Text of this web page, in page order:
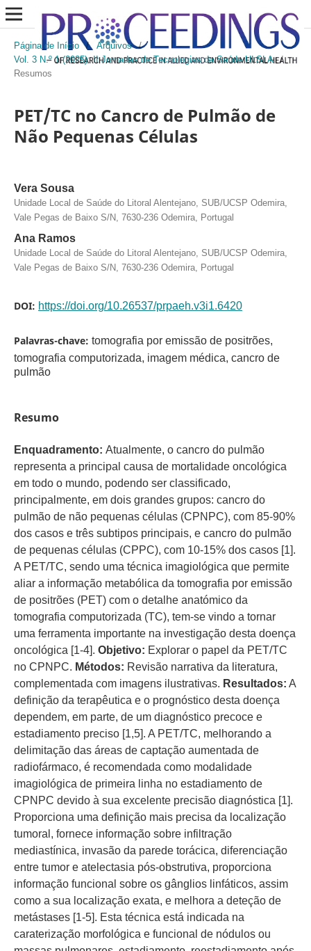
Página de Início / Arquivos
/
Vol. 3 N.º 1 (2025): II Jornadas de Tecnologias da Saúde ULSLA
/
Resumos
PET/TC no Cancro de Pulmão de
Não Pequenas Células
Vera Sousa
Unidade Local de Saúde do Litoral Alentejano, SUB/UCSP Odemira,
Vale Pegas de Baixo S/N, 7630-236 Odemira, Portugal
Ana Ramos
Unidade Local de Saúde do Litoral Alentejano, SUB/UCSP Odemira,
Vale Pegas de Baixo S/N, 7630-236 Odemira, Portugal
DOI: https://doi.org/10.26537/prpaeh.v3i1.6420
Palavras-chave: tomografia por emissão de positrões,
tomografia computorizada, imagem médica, cancro de
pulmão
Resumo
Enquadramento: Atualmente, o cancro do pulmão
representa a principal causa de mortalidade oncológica
em todo o mundo, podendo ser classificado,
principalmente, em dois grandes grupos: cancro do
pulmão de não pequenas células (CPNPC), com 85-90%
dos casos e três subtipos principais, e cancro do pulmão
de pequenas células (CPPC), com 10-15% dos casos [1]​.
A PET/TC, sendo uma técnica imagiológica que permite
aliar a informação metabólica da tomografia por emissão
de positrões (PET) com o detalhe anatómico da
tomografia computorizada (TC), tem-se vindo a tornar
uma ferramenta importante na investigação desta doença
oncológica [1-4]. Objetivo: Explorar o papel da PET/TC
no CPNPC. Métodos: Revisão narrativa da literatura,
complementada com imagens ilustrativas. Resultados: A
definição da terapêutica e o prognóstico desta doença
dependem, em parte, de um diagnóstico precoce e
estadiamento preciso [1,5]. A PET/TC, melhorando a
delimitação das áreas de captação aumentada de
radiofármaco, é recomendada como modalidade
imagiológica de primeira linha no estadiamento de
CPNPC devido à sua excelente precisão diagnóstica [1].
Proporciona uma definição mais precisa da localização
tumoral, fornece informação sobre infiltração
mediastínica, invasão da parede torácica, diferenciação
entre tumor e atelectasia pós-obstrutiva, proporciona
informação funcional sobre os gânglios linfáticos, assim
como a sua localização exata, e melhora a deteção de
metástases [1-5]. Esta técnica está indicada na
caraterização morfológica e funcional de nódulos ou